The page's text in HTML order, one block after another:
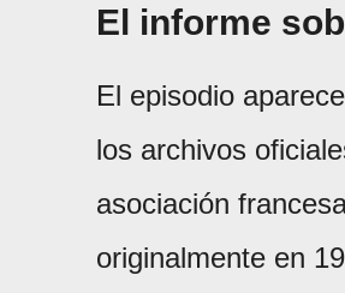
El informe
El episodio
los archivos
asociación
originalmente en